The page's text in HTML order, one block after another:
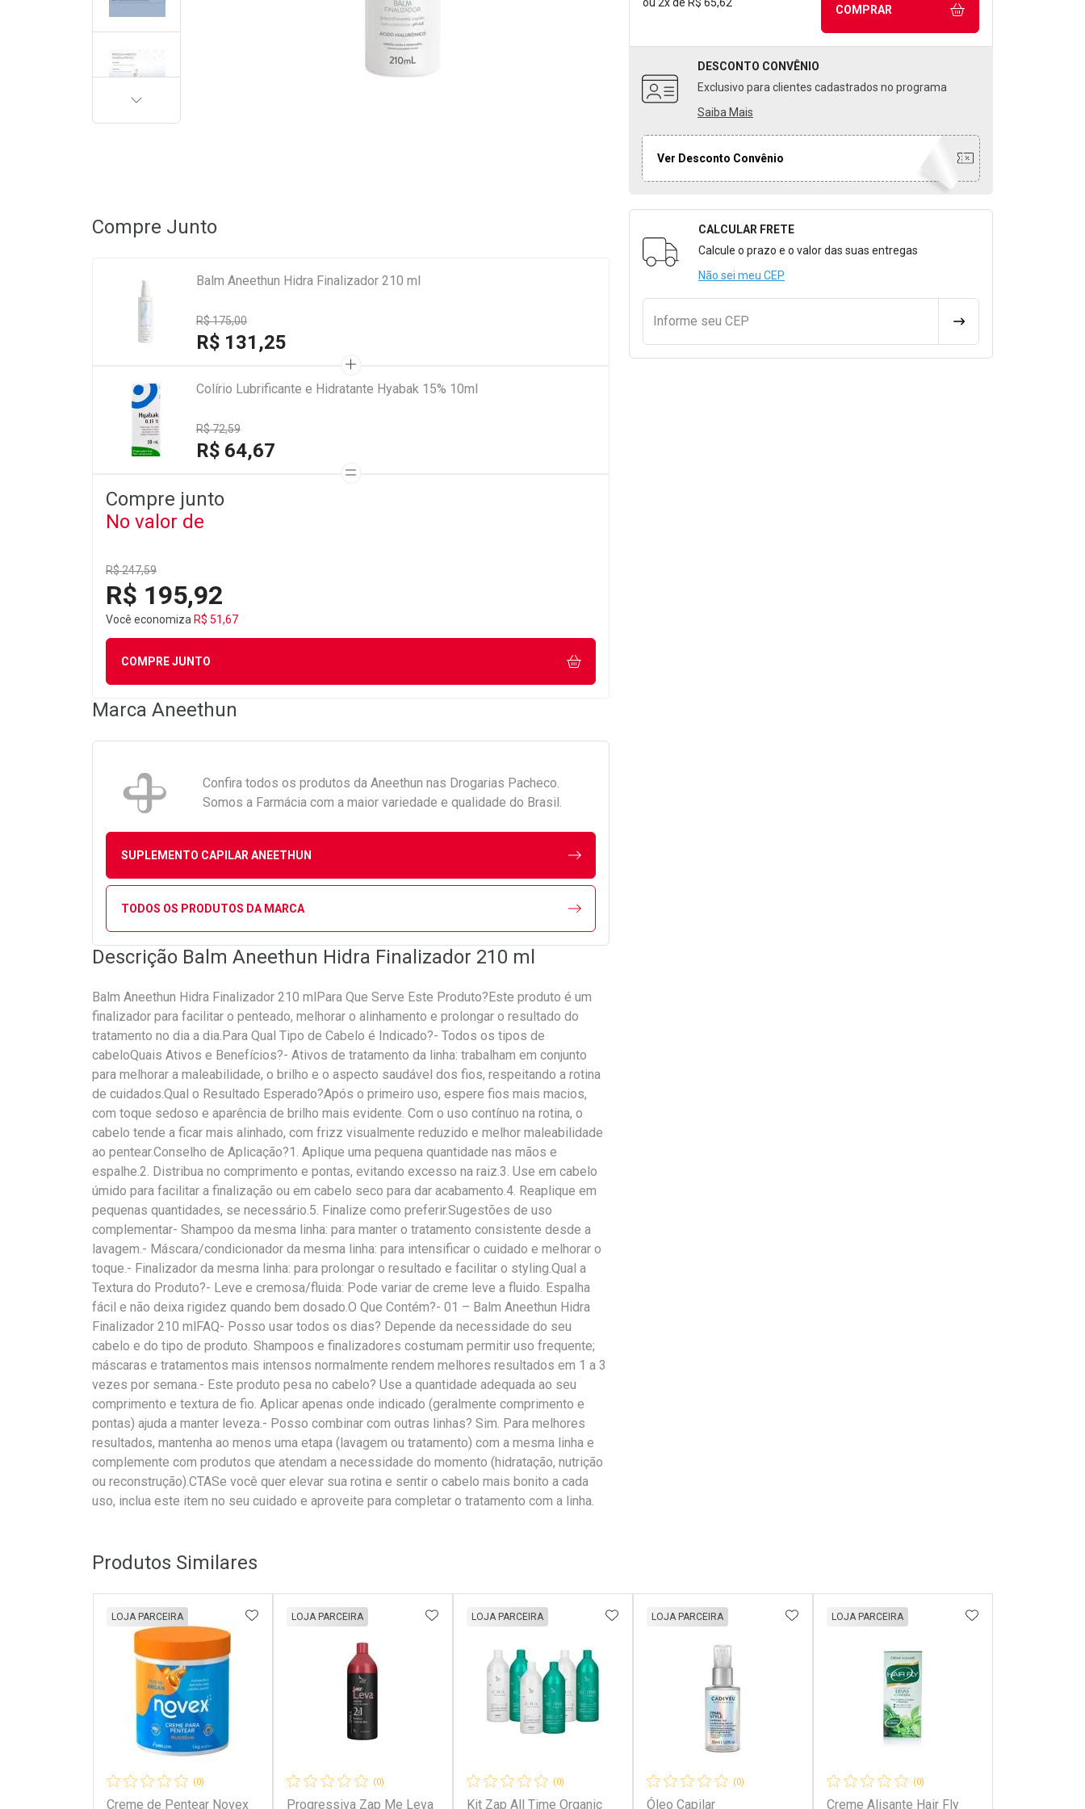
COMPRAR
DESCONTO CONVÊNIO
Exclusivo para clientes cadastrados no programa
Saiba Mais
Ver Desconto Convênio
Formulário para Calcular o Frete
CALCULAR FRETE
Calcule o prazo e o valor das suas entregas
Não sei meu CEP
Informe seu CEP CALCULAR FRETE
PRÓXIMA
Compre Junto
Balm Aneethun Hidra Finalizador 210 ml
R$ 175,00
R$ 131,25
Colírio Lubrificante e Hidratante Hyabak 15% 10ml
R$ 72,59
R$ 64,67
Compre junto
No valor de
R$ 247,59
R$ 195,92
Você economiza R$ 51,67
COMPRE JUNTO
Marca Aneethun
Confira todos os produtos da Aneethun nas Drogarias Pacheco.
Somos a Farmácia com a maior variedade e qualidade do Brasil.
SUPLEMENTO CAPILAR ANEETHUN
TODOS OS PRODUTOS DA MARCA
Descrição Balm Aneethun Hidra Finalizador 210 ml
Balm Aneethun Hidra Finalizador 210 mlPara Que Serve Este Produto?Este produto é um
finalizador para facilitar o penteado, melhorar o alinhamento e prolongar o resultado do
tratamento no dia a dia.Para Qual Tipo de Cabelo é Indicado?- Todos os tipos de
cabeloQuais Ativos e Benefícios?- Ativos de tratamento da linha: trabalham em conjunto
para melhorar a maleabilidade, o brilho e o aspecto saudável dos fios, respeitando a rotina
de cuidados.Qual o Resultado Esperado?Após o primeiro uso, espere fios mais macios,
com toque sedoso e aparência de brilho mais evidente. Com o uso contínuo na rotina, o
cabelo tende a ficar mais alinhado, com frizz visualmente reduzido e melhor maleabilidade
ao pentear.Conselho de Aplicação?1. Aplique uma pequena quantidade nas mãos e
espalhe.2. Distribua no comprimento e pontas, evitando excesso na raiz.3. Use em cabelo
úmido para facilitar a finalização ou em cabelo seco para dar acabamento.4. Reaplique em
pequenas quantidades, se necessário.5. Finalize como preferir.Sugestões de uso
complementar- Shampoo da mesma linha: para manter o tratamento consistente desde a
lavagem.- Máscara/condicionador da mesma linha: para intensificar o cuidado e melhorar o
toque.- Finalizador da mesma linha: para prolongar o resultado e facilitar o styling.Qual a
Textura do Produto?- Leve e cremosa/fluida: Pode variar de creme leve a fluido. Espalha
fácil e não deixa rigidez quando bem dosado.O Que Contém?- 01 – Balm Aneethun Hidra
Finalizador 210 mlFAQ- Posso usar todos os dias? Depende da necessidade do seu
cabelo e do tipo de produto. Shampoos e finalizadores costumam permitir uso frequente;
máscaras e tratamentos mais intensos normalmente rendem melhores resultados em 1 a 3
vezes por semana.- Este produto pesa no cabelo? Use a quantidade adequada ao seu
comprimento e textura de fio. Aplicar apenas onde indicado (geralmente comprimento e
pontas) ajuda a manter leveza.- Posso combinar com outras linhas? Sim. Para melhores
resultados, mantenha ao menos uma etapa (lavagem ou tratamento) com a mesma linha e
complemente com produtos que atendam a necessidade do momento (hidratação, nutrição
ou reconstrução).CTASe você quer elevar sua rotina e sentir o cabelo mais bonito a cada
uso, inclua este item no seu cuidado e aproveite para completar o tratamento com a linha.
Produtos Similares
(0)
Creme de Pentear Novex
LOJA PARCEIRA ADICIONAR AOS FAVORITOS
(0)
Progressiva Zap Me Leva
LOJA PARCEIRA ADICIONAR AOS FAVORITOS
(0)
Kit Zap All Time Organic
LOJA PARCEIRA ADICIONAR AOS FAVORITOS
(0)
Óleo Capilar
LOJA PARCEIRA ADICIONAR AOS FAVORITOS
(0)
Creme Alisante Hair Fly
LOJA PARCEIRA ADICIONAR AOS